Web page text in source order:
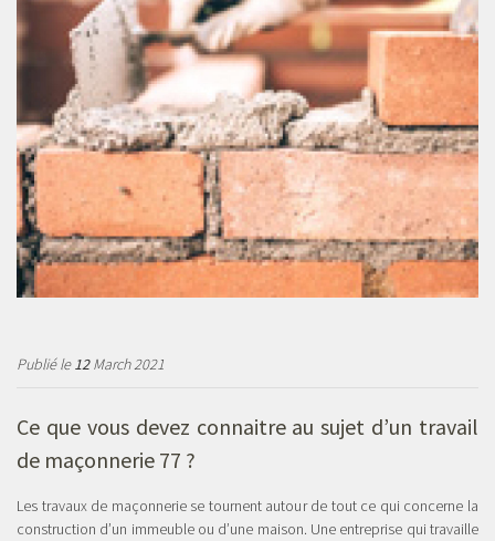
Publié le12March 2021
Ce que vous devez connaitre au sujet d’un travail
de maçonnerie 77 ?
Les travaux de maçonnerie se tournent autour de tout ce qui concerne la
construction d’un immeuble ou d’une maison. Une entreprise qui travaille